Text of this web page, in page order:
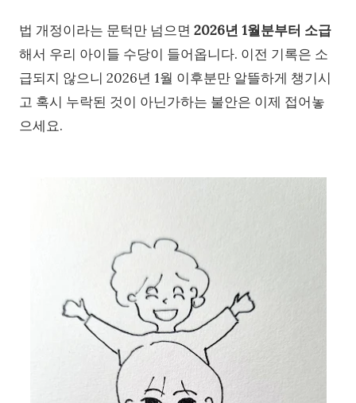
법 개정이라는 문턱만 넘으면 2026년 1월분부터 소급
해서 우리 아이들 수당이 들어옵니다. 이전 기록은 소
급되지 않으니 2026년 1월 이후분만 알뜰하게 챙기시
고 혹시 누락된 것이 아닌가하는 불안은 이제 접어놓
으세요.